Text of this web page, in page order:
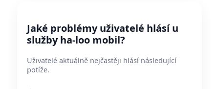
Jaké problémy uživatelé hlásí u
služby ha-loo mobil?
Uživatelé aktuálně nejčastěji hlásí následující
potíže.